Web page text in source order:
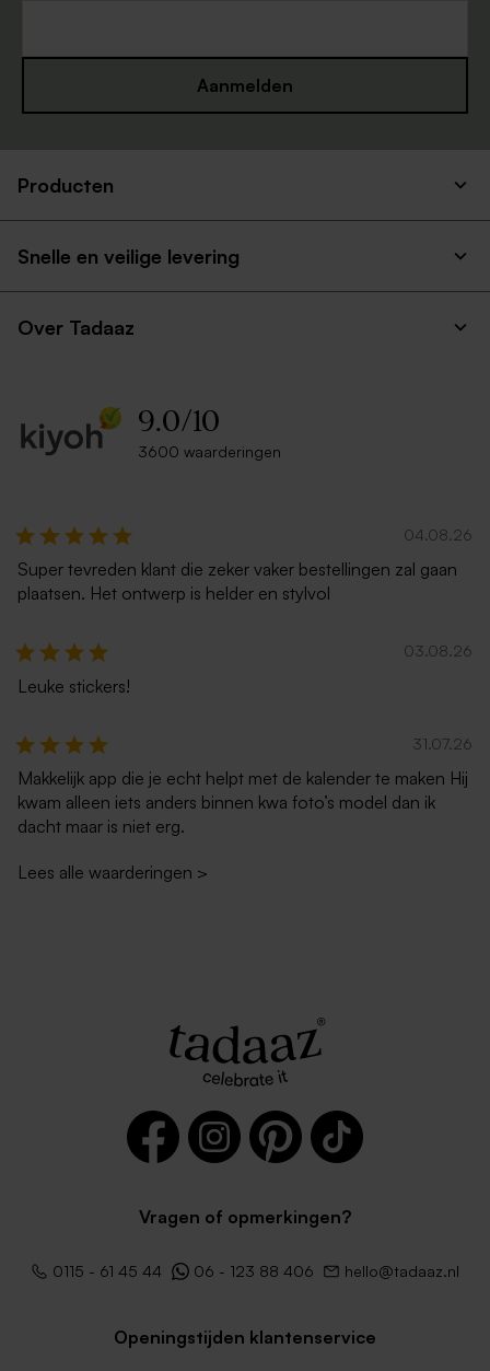
Aanmelden
Producten
Snelle en veilige levering
Over Tadaaz
9.0/10
3600 waarderingen
04.08.26
Super tevreden klant die zeker vaker bestellingen zal gaan
plaatsen. Het ontwerp is helder en stylvol
03.08.26
Leuke stickers!
31.07.26
Makkelijk app die je echt helpt met de kalender te maken Hij
kwam alleen iets anders binnen kwa foto’s model dan ik
dacht maar is niet erg.
Lees alle waarderingen >
Vragen of opmerkingen?
0115 - 61 45 44 06 - 123 88 406 hello@tadaaz.nl
Openingstijden klantenservice